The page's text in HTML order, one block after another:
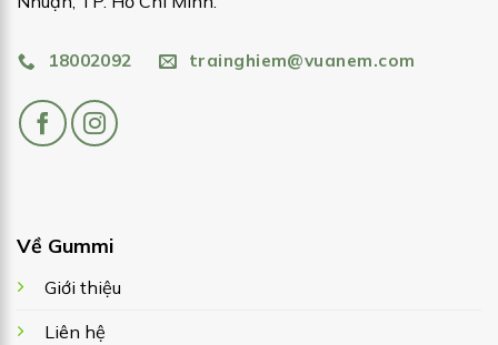
18002092 trainghiem@vuanem.com
Về Gummi
Giới thiệu
Liên hệ